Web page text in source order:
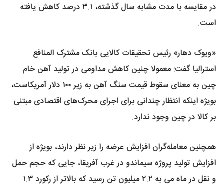
در مقایسه با مدت مشابه سال گذشته، ۳.۱ درصد کاهش یافته
است.
«ویوک دهار» رئیس تحقیقات کالایی بانک مشترک المنافع
استرالیا گفت: معمولا چنین کاهش مداومی در تولید آهن خام
چین به معنای سقوط قیمت سنگ آهن به زیر ۱۰۰ دلار آمریکاست،
بویژه اینکه انتظار چندانی برای اجرای محرک‌های اقتصادی مبتنی
بر کالا در چین وجود ندارد.
همچنین معامله‌گران افزایش عرضه را زیر نظر دارند، بویژه از
افزایش تولید پروژه سیماندو در غرب آفریقا، جایی که حجم حمل
و نقل در ماه می به ۲.۲ میلیون تن رسید که بالاتر از رکورد ۱.۳